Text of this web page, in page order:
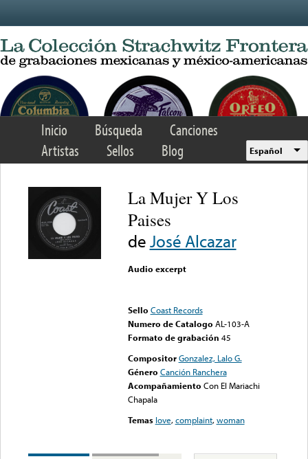
Inicio Búsqueda
Canciones
Artistas
Sellos Blog Español
La Mujer Y Los
Paises
deJosé Alcazar
Audio excerpt
Sello Coast Records
Numero de Catalogo AL-103-A
Formato de grabación 45
Compositor Gonzalez, Lalo G.
Género Canción Ranchera
Acompañamiento Con El Mariachi
Chapala
Temas love,complaint,woman